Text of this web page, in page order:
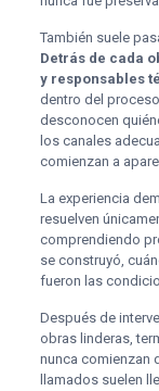
También suele
Detrás de cada
y responsables
dentro del
desconocen
los canales
comienzan a
La experiencia
resuelven
comprendiendo
se construyó,
fueron las
Después de
obras linderas,
nunca comienzan
llamados suelen